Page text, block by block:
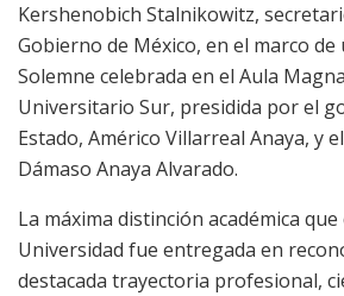
Kershenobich Stalnikowitz,
Gobierno de México, en el marco de
Solemne celebrada en el Aula
Universitario Sur, presidida por el
Estado, Américo Villarreal Anaya, y
Dámaso Anaya Alvarado.
La máxima distinción académica
Universidad fue entregada en
destacada trayectoria profesional,